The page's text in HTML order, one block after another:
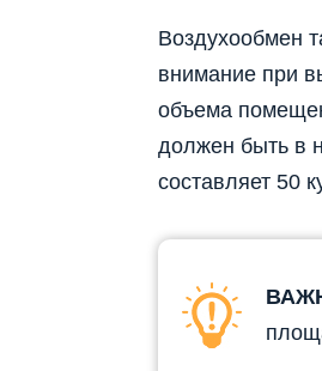
Воздухообмен
внимание при
объема
должен быть в
составляет 50